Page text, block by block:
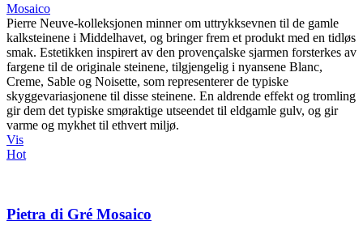
Mosaico
Pierre Neuve-kolleksjonen minner om uttrykksevnen til de gamle
kalksteinene i Middelhavet, og bringer frem et produkt med en tidløs
smak. Estetikken inspirert av den provençalske sjarmen forsterkes av
fargene til de originale steinene, tilgjengelig i nyansene Blanc,
Creme, Sable og Noisette, som representerer de typiske
skyggevariasjonene til disse steinene. En aldrende effekt og tromling
gir dem det typiske smøraktige utseendet til eldgamle gulv, og gir
varme og mykhet til ethvert miljø.
Vis
Hot
Pietra di Gré Mosaico